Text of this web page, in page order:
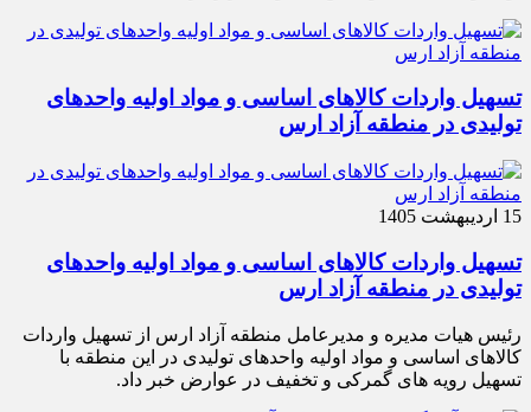
تسهیل واردات کالاهای اساسی و مواد اولیه واحدهای
تولیدی در منطقه آزاد ارس
15 اردیبهشت 1405
تسهیل واردات کالاهای اساسی و مواد اولیه واحدهای
تولیدی در منطقه آزاد ارس
رئیس هیات مدیره و مدیرعامل منطقه آزاد ارس از تسهیل واردات
کالاهای اساسی و مواد اولیه واحدهای تولیدی در این منطقه با
تسهیل رویه های گمرکی و تخفیف در عوارض خبر داد.